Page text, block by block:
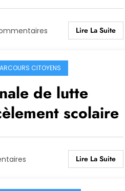
Lire La Suite
CITOYENS
de lutte
scolaire
Lire La Suite